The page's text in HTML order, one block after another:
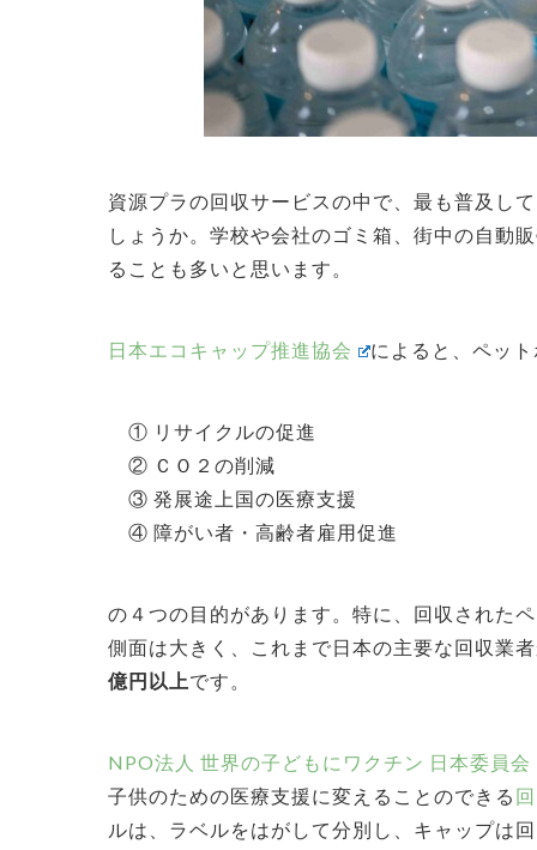
資源プラの回収サービスの中で、最も普及し
しょうか。 学校や会社のゴミ箱、街中の自動
ることも多いと思います。
日本エコキャップ推進協会 によると、ペッ
① リサイクルの促進
② ＣＯ２の削減
③ 発展途上国の医療支援
④ 障がい者・高齢者雇用促進
の４つの目的があります。 特に、回収された
側面は大きく、これまで日本の主要な回収業
億円以上です。
NPO法人 世界の子どもにワクチン 日本委員会
子供のための医療支援に変えることのできる
ルは、ラベルをはがして分別し、キャップは